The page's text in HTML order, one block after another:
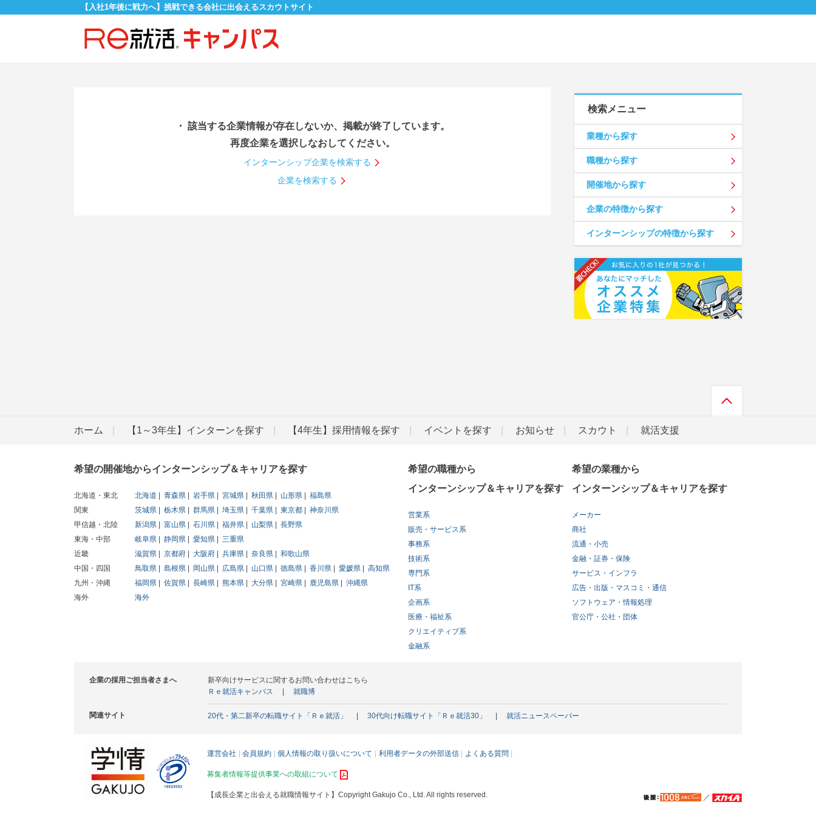
【入社1年後に戦力へ】挑戦できる会社に出会えるスカウトサイト
・ 該当する企業情報が存在しないか、掲載が終了しています。
再度企業を選択しなおしてください。
インターンシップ企業を検索する
企業を検索する
検索メニュー
業種から探す
職種から探す
開催地から探す
企業の特徴から探す
インターンシップの特徴から探す
ホーム 【1～3年生】インターンを探す 【4年生】採用情報を探す イベントを探す お知らせ スカウト 就活支援
希望の開催地からインターンシップ＆キャリアを探す
北海道・東北 北海道 青森県 岩手県 宮城県 秋田県 山形県
福島県
関東
茨城県 栃木県 群馬県 埼玉県 千葉県 東京都
神奈川県
甲信越・北陸
新潟県 富山県 石川県 福井県 山梨県
長野県
東海・中部
岐阜県 静岡県 愛知県
三重県
近畿
滋賀県 京都府 大阪府 兵庫県 奈良県
和歌山県
中国・四国
鳥取県 島根県 岡山県 広島県 山口県 徳島県 香川県 愛媛県
高知県
九州・沖縄
福岡県 佐賀県 長崎県 熊本県 大分県 宮崎県 鹿児島県
沖縄県
海外
海外
希望の職種から
インターンシップ＆キャリアを探す
営業系
販売・サービス系
事務系
技術系
専門系
IT系
企画系
医療・福祉系
クリエイティブ系
金融系
希望の業種から
インターンシップ＆キャリアを探す
メーカー
商社
流通・小売
金融・証券・保険
サービス・インフラ
広告・出版・マスコミ・通信
ソフトウェア・情報処理
官公庁・公社・団体
企業の採用ご担当者さまへ
新卒向けサービスに関するお問い合わせはこちら
Ｒｅ就活キャンパス
就職博
関連サイト 20代・第二新卒の転職サイト「Ｒｅ就活」 30代向け転職サイト「Ｒｅ就活30」 就活ニュースペーパー
運営会社 会員規約 個人情報の取り扱いについて 利用者データの外部送信 よくある質問
募集者情報等提供事業への取組について
【成長企業と出会える就職情報サイト】 Copyright Gakujo Co., Ltd. All rights reserved. ／